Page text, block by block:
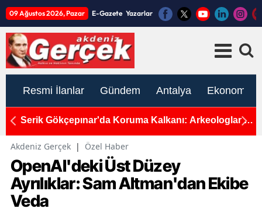
09 Ağustos 2026, Pazar E-Gazete Yazarlar
Resmi İlanlar Gündem Antalya Ekonomi
4
Antalya'da Pazar Hava Durumu: Nem Yüzde 70'e
Akdeniz Gerçek | Özel Haber
OpenAI'deki Üst Düzey
Ayrılıklar: Sam Altman'dan Ekibe
Veda